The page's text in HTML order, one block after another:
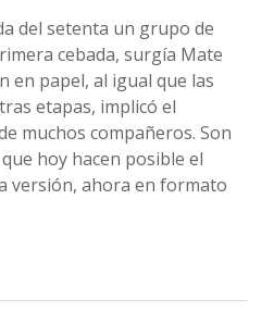
del setenta un grupo de
cebada, surgía Mate
en papel, al igual que las
etapas, implicó el
muchos compañeros. Son
hoy hacen posible el
versión, ahora en formato